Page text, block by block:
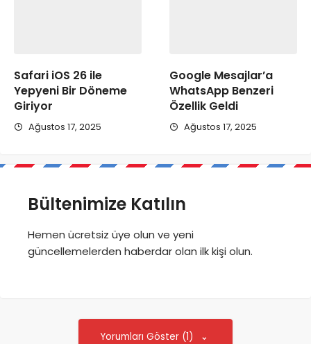
Safari iOS 26 ile
Yepyeni Bir Döneme
Giriyor
Ağustos 17, 2025
Google Mesajlar’a
WhatsApp Benzeri
Özellik Geldi
Ağustos 17, 2025
Bültenimize Katılın
Hemen ücretsiz üye olun ve yeni
güncellemelerden haberdar olan ilk kişi olun.
Yorumları Göster (1)